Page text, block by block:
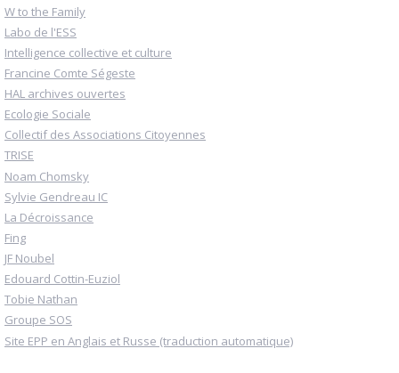
W to the Family
Labo de l'ESS
Intelligence collective et culture
Francine Comte Ségeste
HAL archives ouvertes
Ecologie Sociale
Collectif des Associations Citoyennes
TRISE
Noam Chomsky
Sylvie Gendreau IC
La Décroissance
Fing
JF Noubel
Edouard Cottin-Euziol
Tobie Nathan
Groupe SOS
Site EPP en Anglais et Russe (traduction automatique)